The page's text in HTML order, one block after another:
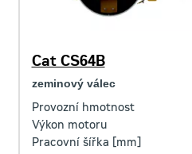
Cat CS64B
zeminový válec
Provozní hmotnost
Výkon motoru
Pracovní šířka [mm]